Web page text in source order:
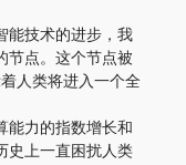
能技术的进步，我
节点。这个节点被
人类将进入一个全
能力的指数增长和
史上一直困扰人类